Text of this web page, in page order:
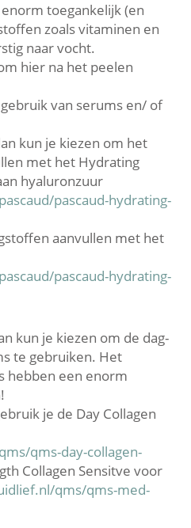
toegankelijk (en
zoals vitaminen en
naar vocht.
hier na het peelen
van serums en/ of
kun je kiezen om het
met het Hydrating
hyaluronzuur
pascaud-hydrating-
aanvullen met het
pascaud-hydrating-
kun je kiezen om de dag-
te gebruiken. Het
hebben een enorm
je de Day Collagen
qms-day-collagen-
Collagen Sensitve voor
qms/qms-med-